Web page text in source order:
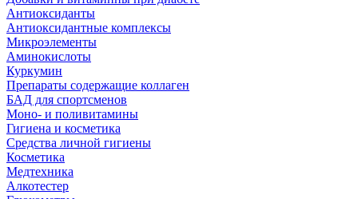
Антиоксиданты
Антиоксидантные комплексы
Микроэлементы
Аминокислоты
Куркумин
Препараты содержащие коллаген
БАД для спортсменов
Моно- и поливитамины
Гигиена и косметика
Средства личной гигиены
Косметика
Медтехника
Алкотестер